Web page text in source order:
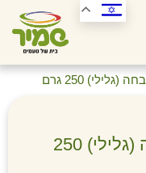
פיקניק – חומוס מסבחה (גלילי) 250
250 גרם